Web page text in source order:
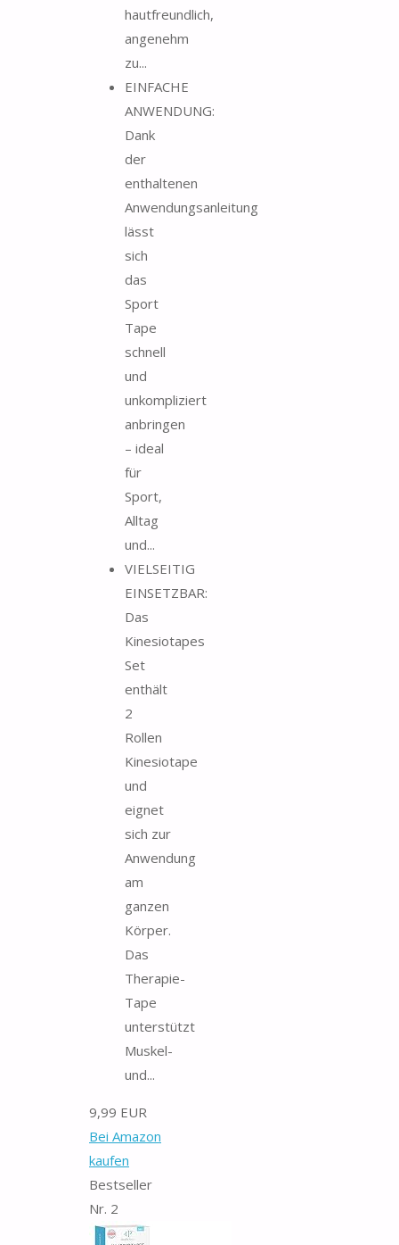
hautfreundlich,
angenehm
zu...
EINFACHE
ANWENDUNG:
Dank
der
enthaltenen
Anwendungsanleitung
lässt
sich
das
Sport
Tape
schnell
und
unkompliziert
anbringen
– ideal
für
Sport,
Alltag
und...
VIELSEITIG
EINSETZBAR:
Das
Kinesiotapes
Set
enthält
2
Rollen
Kinesiotape
und
eignet
sich zur
Anwendung
am
ganzen
Körper.
Das
Therapie-
Tape
unterstützt
Muskel-
und...
9,99 EUR
Bei Amazon
kaufen
Bestseller
Nr. 2